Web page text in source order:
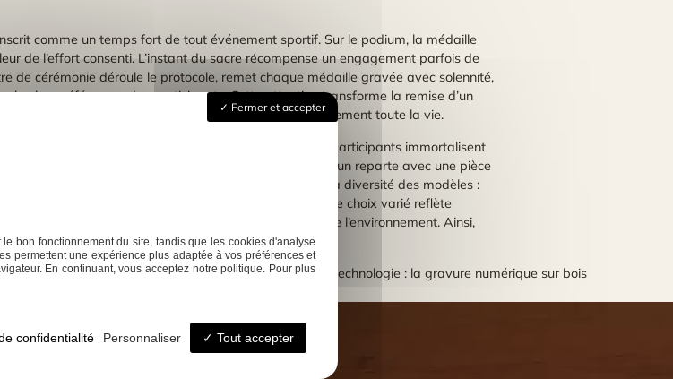
comme un temps fort de tout événement sportif. Sur le podium, la médaille
de l’effort consenti. L’instant du sacre récompense un engagement parfois de
de cérémonie déroule le protocole, remet chaque médaille gravée avec solennité,
les préférences des participants. Cette attention transforme la remise d’un
ou d’un pendentif personnalisé que l’on garde précieusement toute la vie.
une dimension collective à l’émotion individuelle. Les participants immortalisent
La personnalisation des médailles garantit que chacun reparte avec une pièce
ou du club. Même l’organisation logistique s’adapte à la diversité des modèles :
sur chaîne forçat ou bracelet en cuir réglable. Ce choix varié reflète
et respectueux des valeurs du sport comme de l’environnement. Ainsi,
comme
Next: Art et technologie : la gravure numérique sur bois
Fermer et accepter
bon fonctionnement du site, tandis que les cookies d'analyse
permettent une expérience plus adaptée à vos préférences et
En continuant, vous acceptez notre politique. Pour plus
Tout accepter
Personnaliser
confidentialité